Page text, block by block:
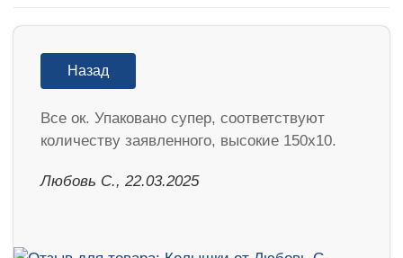
Назад
Все ок. Упаковано супер, соответствуют
количеству заявленного, высокие 150х10.
Любовь С., 22.03.2025